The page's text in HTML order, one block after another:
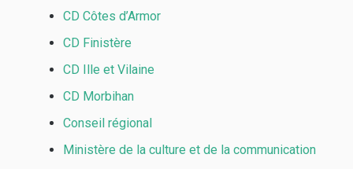
CD Côtes d’Armor
CD Finistère
CD Ille et Vilaine
CD Morbihan
Conseil régional
Ministère de la culture et de la communication